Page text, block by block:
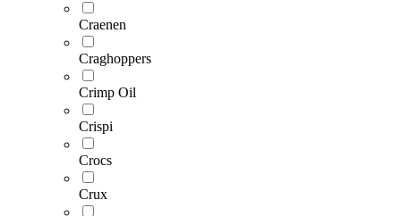
Craenen
Craghoppers
Crimp Oil
Crispi
Crocs
Crux